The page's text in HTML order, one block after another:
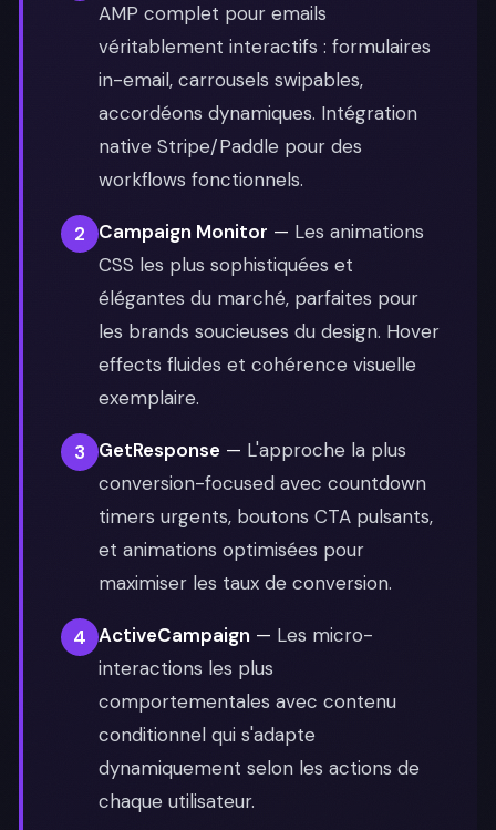
AMP complet pour emails
véritablement interactifs : formulaires
in-email, carrousels swipables,
accordéons dynamiques. Intégration
native Stripe/Paddle pour des
workflows fonctionnels.
2 Campaign Monitor — Les animations
CSS les plus sophistiquées et
élégantes du marché, parfaites pour
les brands soucieuses du design. Hover
effects fluides et cohérence visuelle
exemplaire.
3 GetResponse — L'approche la plus
conversion-focused avec countdown
timers urgents, boutons CTA pulsants,
et animations optimisées pour
maximiser les taux de conversion.
4 ActiveCampaign — Les micro-
interactions les plus
comportementales avec contenu
conditionnel qui s'adapte
dynamiquement selon les actions de
chaque utilisateur.